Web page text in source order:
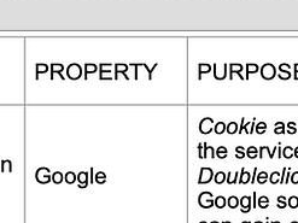
Google Analytics cookies: